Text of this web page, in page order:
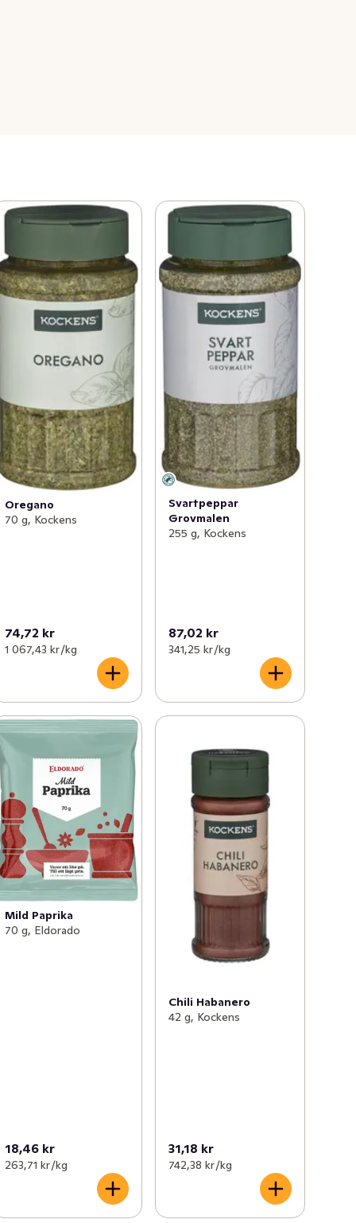
Oregano
70 g, Kockens
74,72 kr
1 067,43 kr /kg
Svartpeppar
Grovmalen
255 g, Kockens
87,02 kr
341,25 kr /kg
Mild Paprika
70 g, Eldorado
18,46 kr
263,71 kr /kg
Chili Habanero
42 g, Kockens
31,18 kr
742,38 kr /kg